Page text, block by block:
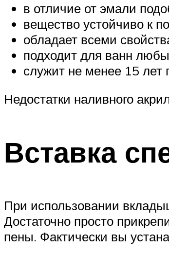
в отличие от эмали
вещество устойчиво к
обладает всеми
подходит для ванн
служит не менее 15 лет
Недостатки наливного
Вставка
При использовании
Достаточно просто
пены. Фактически вы